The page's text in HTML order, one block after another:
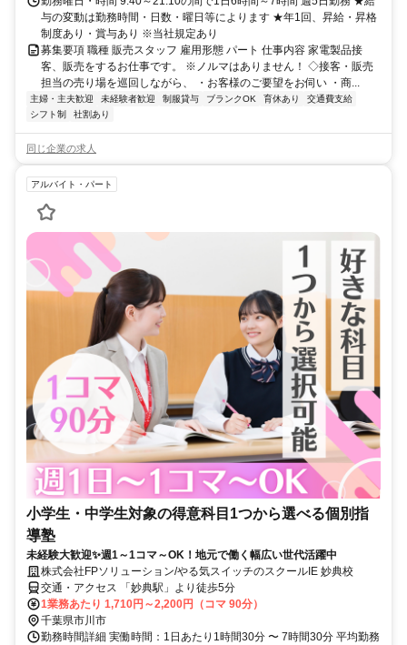
与の変動は勤務時間・日数・曜日等によります ★年1回、昇給・昇格
制度あり・賞与あり ※当社規定あり
募集要項 職種 販売スタッフ 雇用形態 パート 仕事内容 家電製品接
客、販売をするお仕事です。 ※ノルマはありません！ ◇接客・販売
担当の売り場を巡回しながら、 ・お客様のご要望をお伺い ・商...
主婦・主夫歓迎 未経験者歓迎 制服貸与 ブランクOK 育休あり
交通費支給
シフト制
社割あり
同じ企業の求人
アルバイト・パート
小学生・中学生対象の得意科目1つから選べる個別指
導塾
未経験大歓迎✨週1～1コマ～OK！地元で働く幅広い世代活躍中
株式会社FPソリューション/やる気スイッチのスクールIE 妙典校
交通・アクセス 「妙典駅」より徒歩5分
1業務あたり 1,710円～2,200円（コマ 90分）
千葉県市川市
勤務時間詳細 実働時間：1日あたり1時間30分 〜 7時間30分 平均勤務